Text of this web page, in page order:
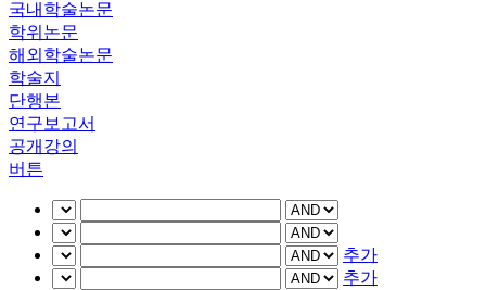
국내학술논문
학위논문
해외학술논문
학술지
단행본
연구보고서
공개강의
버튼
추가
추가